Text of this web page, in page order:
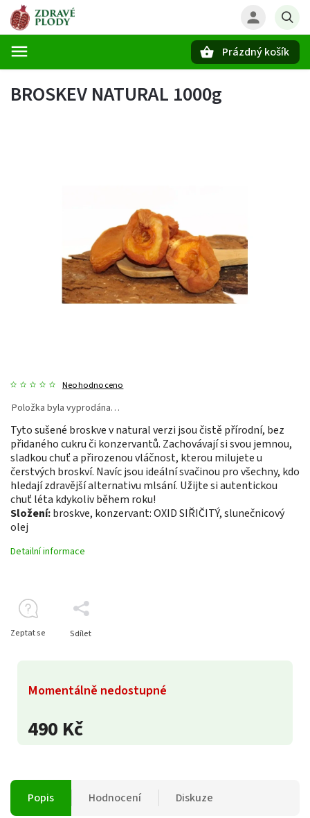
Prázdný košík
BROSKEV NATURAL 1000g
Neohodnoceno
490 Kč
Momentálně nedostupné
Položka byla vyprodána…
Tyto sušené broskve v natural verzi jsou čistě přírodní, bez
přidaného cukru či konzervantů. Zachovávají si svou jemnou,
sladkou chuť a přirozenou vláčnost, kterou milujete u
čerstvých broskví. Navíc jsou ideální svačinou pro všechny, kdo
hledají zdravější alternativu mlsání. Užijte si autentickou
chuť léta kdykoliv během roku!
Složení:broskve, konzervant: OXID SIŘIČITÝ, slunečnicový
olej
Detailní informace
Zeptat se Sdílet
Popis Hodnocení Diskuze